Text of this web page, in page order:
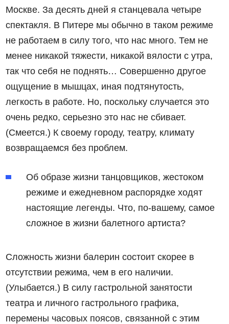
Москве. За десять дней я станцевала четыре
спектакля. В Питере мы обычно в таком режиме
не работаем в силу того, что нас много. Тем не
менее никакой тяжести, никакой вялости с утра,
так что себя не поднять… Совершенно другое
ощущение в мышцах, иная подтянутость,
легкость в работе. Но, поскольку случается это
очень редко, серьезно это нас не сбивает.
(Смеется.) К своему городу, театру, климату
возвращаемся без проблем.
Об образе жизни танцовщиков, жестоком
режиме и ежедневном распорядке ходят
настоящие легенды. Что, по-вашему, самое
сложное в жизни балетного артиста?
Сложность жизни балерин состоит скорее в
отсутствии режима, чем в его наличии.
(Улыбается.) В силу гастрольной занятости
театра и личного гастрольного графика,
перемены часовых поясов, связанной с этим